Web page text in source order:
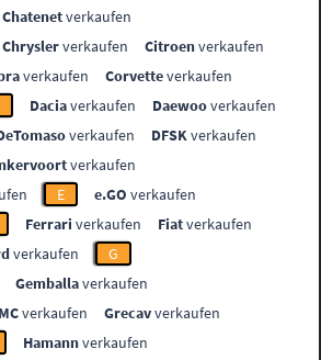
Chatenetverkaufen
Chryslerverkaufen Citroenverkaufen
verkaufen Corvetteverkaufen
Daciaverkaufen Daewooverkaufen
verkaufen DFSKverkaufen
verkaufen
E e.GO verkaufen
Ferrari verkaufen Fiatverkaufen
verkaufen
G
Gemballaverkaufen
verkaufen Grecavverkaufen
Hamannverkaufen